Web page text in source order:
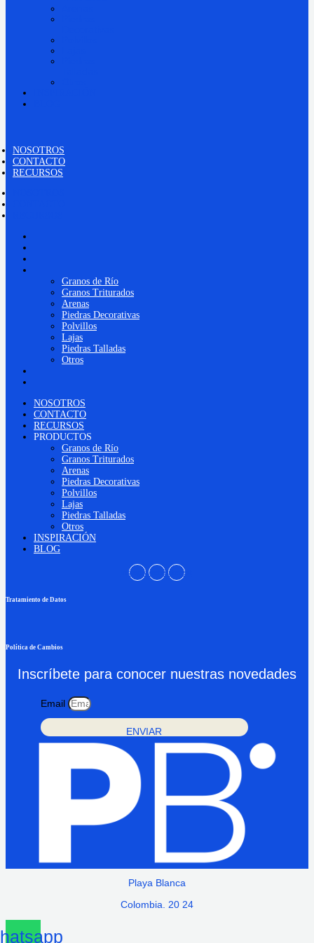
NOSOTROS
CONTACTO
RECURSOS
Granos de Río
Granos Triturados
Arenas
Piedras Decorativas
Polvillos
Lajas
Piedras Talladas
Otros
NOSOTROS
CONTACTO
RECURSOS
PRODUCTOS
Granos de Río
Granos Triturados
Arenas
Piedras Decorativas
Polvillos
Lajas
Piedras Talladas
Otros
INSPIRACIÓN
BLOG
InstagramFacebookPinterest
Tratamiento de Datos
Política de Cambios
Inscríbete para conocer nuestras novedades
Email
ENVIAR
Playa Blanca
Colombia. 20 24